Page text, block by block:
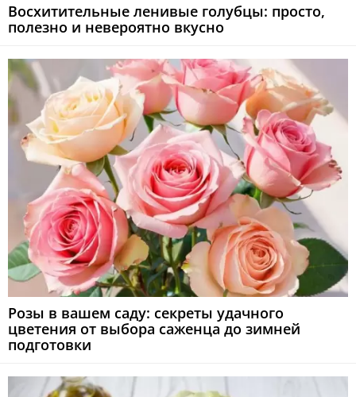
Восхитительные ленивые голубцы: просто,
полезно и невероятно вкусно
Розы в вашем саду: секреты удачного
цветения от выбора саженца до зимней
подготовки